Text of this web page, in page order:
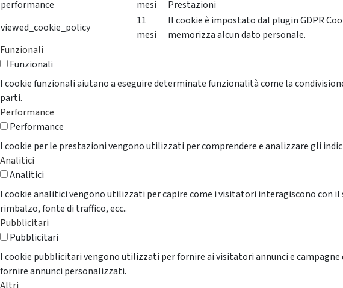
performance
mesi
Prestazioni
viewed_cookie_policy
11
mesi
Il cookie è impostato dal plugin GDPR
memorizza alcun dato personale.
Funzionali
Funzionali
I cookie funzionali aiutano a eseguire determinate funzionalità come la
parti.
Performance
Performance
I cookie per le prestazioni vengono utilizzati per comprendere e analizzare gli
Analitici
Analitici
I cookie analitici vengono utilizzati per capire come i visitatori interagiscono con
rimbalzo, fonte di traffico, ecc..
Pubblicitari
Pubblicitari
I cookie pubblicitari vengono utilizzati per fornire ai visitatori annunci e
fornire annunci personalizzati.